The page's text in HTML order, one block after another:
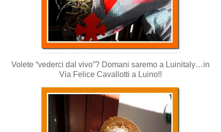
Volete “vederci dal vivo”? Domani saremo a Luinitaly…in
Via Felice Cavallotti a Luino!!